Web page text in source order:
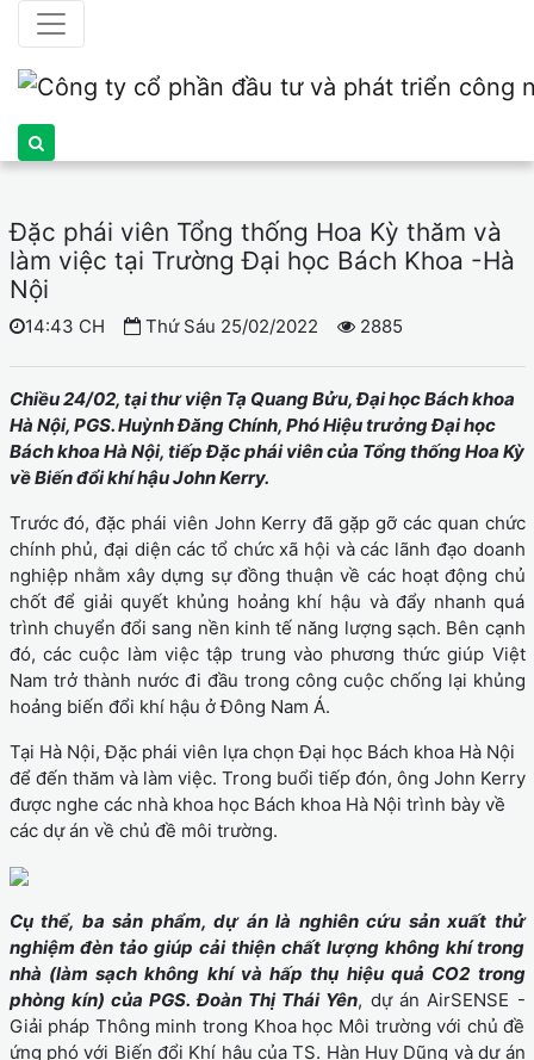
Đặc phái viên Tổng thống Hoa Kỳ thăm và
làm việc tại Trường Đại học Bách Khoa -Hà
Nội
14:43 CH Thứ Sáu 25/02/2022 2885
Chiều 24/02, tại thư viện Tạ Quang Bửu, Đại học Bách khoa
Hà Nội, PGS. Huỳnh Đăng Chính, Phó Hiệu trưởng Đại học
Bách khoa Hà Nội, tiếp Đặc phái viên của Tổng thống Hoa Kỳ
về Biến đổi khí hậu John Kerry.
Trước đó, đặc phái viên John Kerry đã gặp gỡ các quan chức
chính phủ, đại diện các tổ chức xã hội và các lãnh đạo doanh
nghiệp nhằm xây dựng sự đồng thuận về các hoạt động chủ
chốt để giải quyết khủng hoảng khí hậu và đẩy nhanh quá
trình chuyển đổi sang nền kinh tế năng lượng sạch. Bên cạnh
đó, các cuộc làm việc tập trung vào phương thức giúp Việt
Nam trở thành nước đi đầu trong công cuộc chống lại khủng
hoảng biến đổi khí hậu ở Đông Nam Á.
Tại Hà Nội, Đặc phái viên lựa chọn Đại học Bách khoa Hà Nội
để đến thăm và làm việc. Trong buổi tiếp đón, ông John Kerry
được nghe các nhà khoa học Bách khoa Hà Nội trình bày về
các dự án về chủ đề môi trường.
Cụ thể, ba sản phẩm, dự án là nghiên cứu sản xuất thử
nghiệm đèn tảo giúp cải thiện chất lượng không khí trong
nhà (làm sạch không khí và hấp thụ hiệu quả CO2 trong
phòng kín) của PGS. Đoàn Thị Thái Yên, dự án AirSENSE -
Giải pháp Thông minh trong Khoa học Môi trường với chủ đề
ứng phó với Biến đổi Khí hậu của TS. Hàn Huy Dũng và dự án